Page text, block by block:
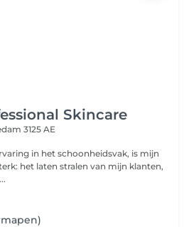
Skincare
3125 AE
in het schoonheidsvak, is mijn
het laten stralen van mijn klanten,